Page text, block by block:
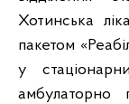
Хотинська
пакетом
у
амбулаторно